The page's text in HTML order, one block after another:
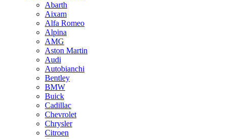
Abarth
Aixam
Alfa Romeo
Alpina
AMG
Aston Martin
Audi
Autobianchi
Bentley
BMW
Buick
Cadillac
Chevrolet
Chrysler
Citroen